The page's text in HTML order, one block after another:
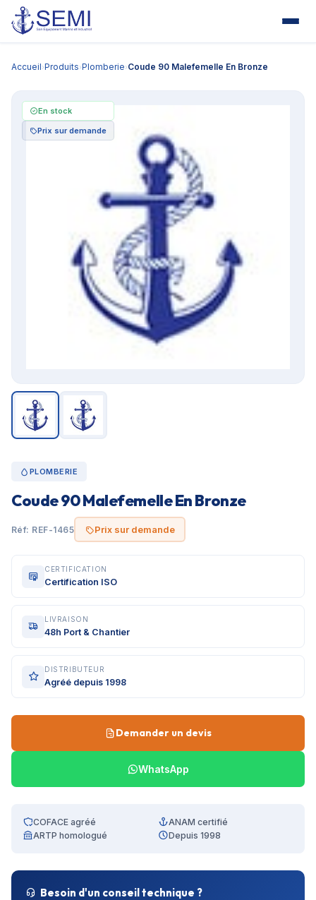
Accueil›Produits›Plomberie›Coude 90 Malefemelle En Bronze
En stock
Prix sur demande
PLOMBERIE
Coude 90 Malefemelle En Bronze
Réf: REF-1465 Prix sur demande
CERTIFICATION
Certification ISO
LIVRAISON
48h Port & Chantier
DISTRIBUTEUR
Agréé depuis 1998
Demander un devis
WhatsApp
COFACE agréé
ANAM certifié
ARTP homologué
Depuis 1998
Besoin d'un conseil technique ?